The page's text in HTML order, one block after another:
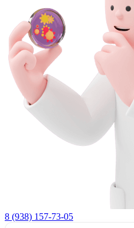
8 (938) 157-73-05